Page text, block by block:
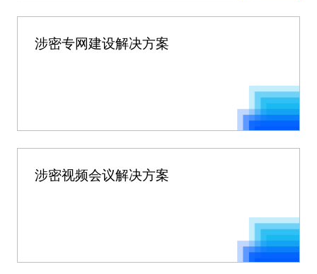
涉密专网建设解决方案
涉密视频会议解决方案